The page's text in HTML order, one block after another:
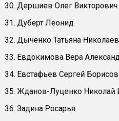
30. Дершиев Олег Викторович
31. Дуберт Леонид
32. Дыченко Татьяна
33. Евдокимова Вера
34. Евстафьев Сергей
35. Жданов-Луценко Николай
36. Задина Росарья